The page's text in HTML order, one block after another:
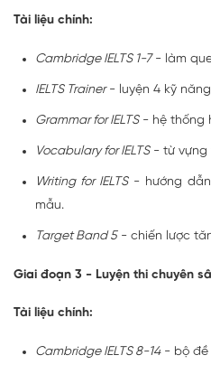
Tài liệu chính:
Cambridge IELTS 1-7- làm
IELTS Trainer- luyện 4 kỹ
Grammar for IELTS- hệ thống
Vocabulary for IELTS- từ vựng
Writing for IELTS- hướng dẫn
mẫu.
Target Band 5 - chiến lược
Giai đoạn 3 - Luyện thi chuyên
Tài liệu chính:
Cambridge IELTS 8-14- bộ đề